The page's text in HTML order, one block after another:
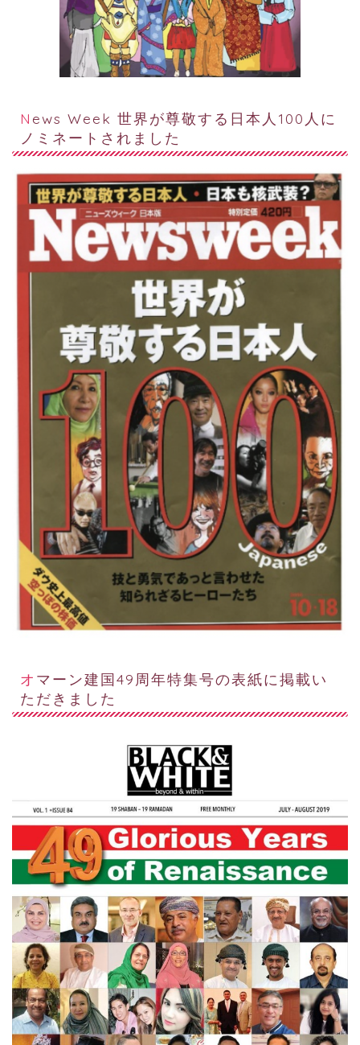
News Week 世界が尊敬する日本人100人に
ノミネートされました
オマーン建国49周年特集号の表紙に掲載い
ただきました